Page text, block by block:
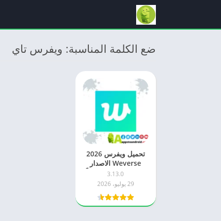
ضع الكلمة المناسبة: ويفرس تاي
تحميل ويفرس 2026
Weverse الاصدار
الاخير للاندرويد مجاناً
3.13.0
29 يوليو، 2026